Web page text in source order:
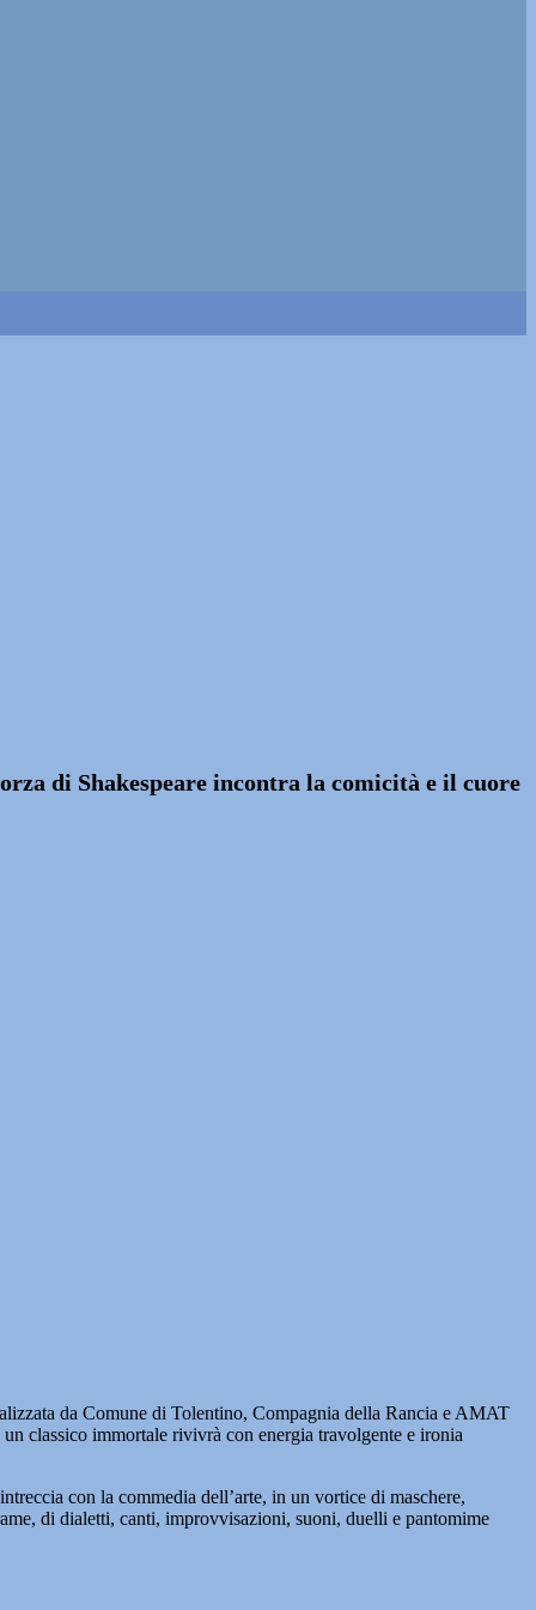
di Shakespeare incontra la comicità e il cuore
da Comune di Tolentino, Compagnia della Rancia e AMAT
classico immortale rivivrà con energia travolgente e ironia
con la commedia dell’arte, in un vortice di maschere,
di dialetti, canti, improvvisazioni, suoni, duelli e pantomime